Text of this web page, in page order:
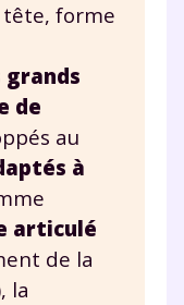
forme
de
au
à
articulé
de la
la